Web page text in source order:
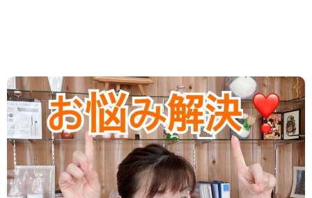
2024.05.09/ダイエット,新着情報
失敗しそうで不安でダイエットができない
方へ
失敗する心配や 不安があっていいんです。 先ずは
気持ちよりも行動！！ 『心配』が先に立って 行動を